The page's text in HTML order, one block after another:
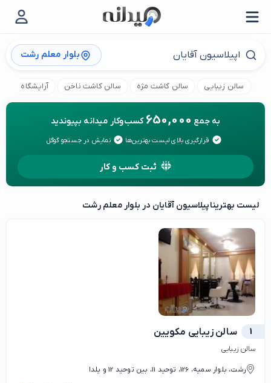
بلوار معلم رشت
سالن زیبایی سالن کاشت مژه سالن کاشت ناخن آرایشگاه کودک
به جمع 650,000 کسب‌وکار میدانه بپیوندید
قرارگیری بالای لیست بهترین‌ها نمایش در جستجو گوگل
ثبت کسب و کار
لیست بهتریناپیلاسیون آقایان در بلوار معلم رشت
1 سالن زیبایی مکویین
سالن زیبایی
رشت، بلوار سمیه، 126، توحید 11، بین توحید 12 و یلدا